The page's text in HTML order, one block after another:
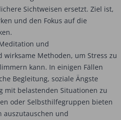
Sichtweisen ersetzt. Ziel ist,
und den Fokus auf die
und
Methoden, um Stress zu
kann. In einigen Fällen
Begleitung, soziale Ängste
mit belastenden Situationen zu
oder Selbsthilfegruppen bieten
auszutauschen und